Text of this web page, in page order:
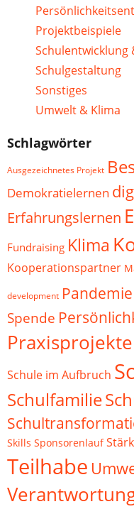
Projektbeispiele
Schulentwicklung
Schulgestaltung
Sonstiges
Umwelt & Klima
Schlagwörter
Ausgezeichnetes Projekt
Demokratielernen
Erfahrungslernen
Fundraising Klima
Kooperationspartner
development Pandemie
Spende
Praxisprojekte
Schule im Aufbruch
Schulfamilie
Skills Sponsorenlauf
Teilhabe